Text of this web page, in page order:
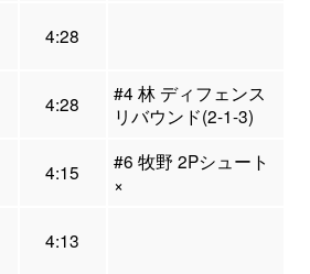
4:28
4:28
#4 林 ディフェンス
リバウンド(2-1-3)
4:15
#6 牧野 2Pシュート
×
4:13